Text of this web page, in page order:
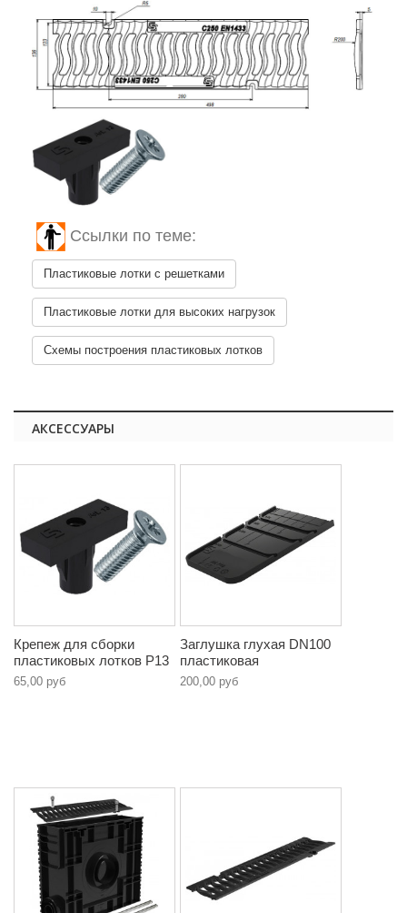
Ссылки по теме:
Пластиковые лотки с решетками
Пластиковые лотки для высоких нагрузок
Схемы построения пластиковых лотков
АКСЕССУАРЫ
Крепеж для сборки
пластиковых лотков P13
65,00 руб
Заглушка глухая DN100
пластиковая
200,00 руб